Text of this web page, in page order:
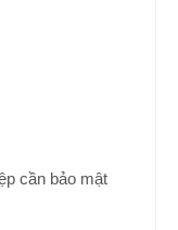
cần bảo mật
Tác Windora Tại